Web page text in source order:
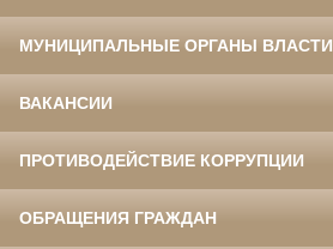
МУНИЦИПАЛЬНЫЕ ОРГАНЫ ВЛАСТИ
ВАКАНСИИ
ПРОТИВОДЕЙСТВИЕ КОРРУПЦИИ
ОБРАЩЕНИЯ ГРАЖДАН